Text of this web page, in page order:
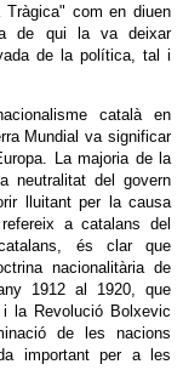
Tràgica" com en diuen
de qui la va deixar
de la política, tal i
català en
Mundial va significar
La majoria de la
neutralitat del govern
lluitant per la causa
a catalans del
és clar que
nacionalitària de
1912 al 1920, que
la Revolució Bolxevic
de les nacions
important per a les